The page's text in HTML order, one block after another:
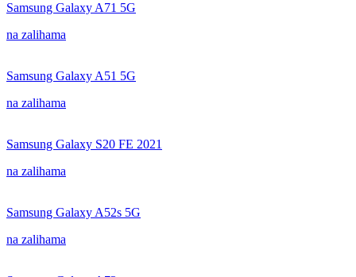
Samsung Galaxy A71 5G
na zalihama
Samsung Galaxy A51 5G
na zalihama
Samsung Galaxy S20 FE 2021
na zalihama
Samsung Galaxy A52s 5G
na zalihama